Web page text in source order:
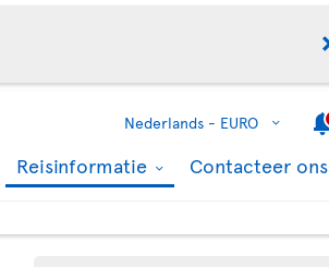
Nederlands - EURO
Reisinformatie Contacteer ons